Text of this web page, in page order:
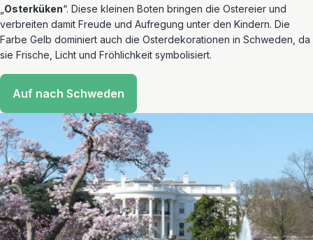
Osterküken“. Diese kleinen Boten bringen die Ostereier und
verbreiten damit Freude und Aufregung unter den Kindern. Die
Farbe Gelb dominiert auch die Osterdekorationen in Schweden, da
sie Frische, Licht und Fröhlichkeit symbolisiert.
Auf nach Schweden